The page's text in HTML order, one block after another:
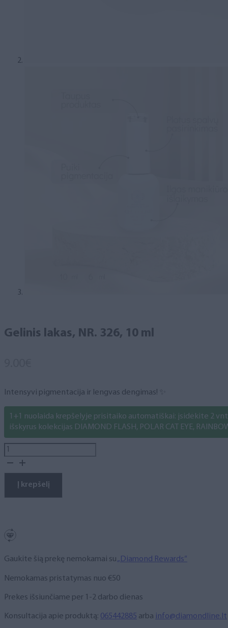
Gelinis lakas, NR. 326, 10 ml
Intensyvi pigmentacija ir lengvas dengimas! ✨
1+1 nuolaida krepšelyje prisitaiko automatiškai: įsidėkite 2
išskyrus kolekcijas DIAMOND FLASH, POLAR CAT EYE,
produkto
kiekis:
lakas,
Į krepšelį
Gaukite šią prekę nemokamai su„Diamond Rewards“
Nemokamas pristatymas nuo €50
Prekes išsiunčiame per 1-2 darbo dienas
Konsultacija apie produktą: 065442885 arba info@diamondline.lt